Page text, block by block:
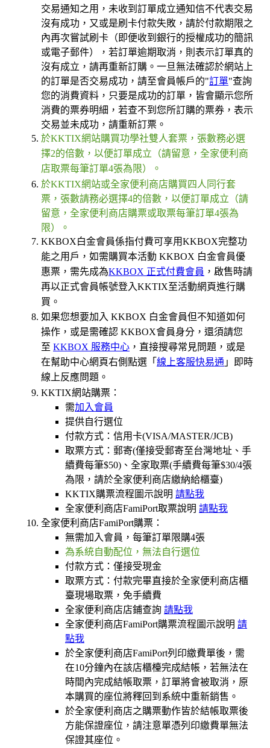
交易通知之用，未收到訂單成立通知信不代表交易
沒有成功，又或是刷卡付款失敗，請於付款期限之
內再次嘗試刷卡（即便收到銀行的授權成功的簡訊
或電子郵件），若訂單逾期取消，則表示訂單真的
沒有成立，請再重新訂購。一旦無法確認於網站上
的訂單是否交易成功，請至會員帳戶的"訂單"查詢
您的消費資料，只要是成功的訂單，皆會顯示您所
消費的票券明細，若查不到您所訂購的票券，表示
交易並未成功，請重新訂票。
於KKTIX網站購買功學社雙人套票，張數務必選
擇2的倍數，以便訂單成立 （請留意，全家便利商
店取票每筆訂單4張為限）。
於KKTIX網站或全家便利商店購買四人同行套
票，張數請務必選擇4的倍數，以便訂單成立（請
留意，全家便利商店購票或取票每筆訂單4張為
限）。
KKBOX白金會員係指付費可享用KKBOX完整功
能之用戶，如需購買本活動 KKBOX 白金會員優
惠票，需先成為KKBOX 正式付費會員 ，啟售時請
再以正式會員帳號登入KKTIX至活動網頁進行購
買。
如果您想要加入 KKBOX 白金會員但不知道如何
操作，或是需確認 KKBOX會員身分，還須請您
至 KKBOX 服務中心 ，直接搜尋常見問題，或是
在幫助中心網頁右側點選「 線上客服快易通 」即時
線上反應問題。
KKTIX網站購票：
需加入會員
提供自行選位
付款方式：信用卡(VISA/MASTER/JCB)
取票方式：郵寄(僅接受郵寄至台灣地址、手
續費每筆$50)、全家取票(手續費每筆$30/4張
為限，請於全家便利商店繳納給櫃臺)
KKTIX購票流程圖示說明 請點我
全家便利商店FamiPort取票說明 請點我
全家便利商店FamiPort購票：
無需加入會員，每筆訂單限購4張
為系統自動配位，無法自行選位
付款方式：僅接受現金
取票方式：付款完畢直接於全家便利商店櫃
臺現場取票，免手續費
全家便利商店店鋪查詢 請點我
全家便利商店FamiPort購票流程圖示說明 請
點我
於全家便利商店FamiPort列印繳費單後，需
在10分鐘內在該店櫃檯完成結帳，若無法在
時間內完成結帳取票，訂單將會被取消，原
本購買的座位將釋回到系統中重新銷售。
於全家便利商店之購票動作皆於結帳取票後
方能保證座位，請注意單憑列印繳費單無法
保證其座位。